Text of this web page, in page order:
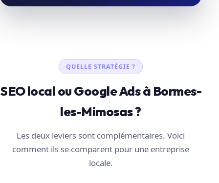
QUELLE STRATÉGIE ?
SEO local ou Google Ads à Bormes-
les-Mimosas ?
Les deux leviers sont complémentaires. Voici
comment ils se comparent pour une entreprise
locale.